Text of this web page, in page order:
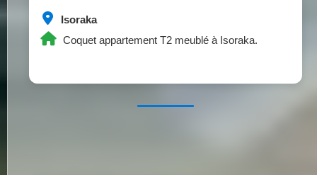
Isoraka
Coquet appartement T2 meublé à Isoraka.